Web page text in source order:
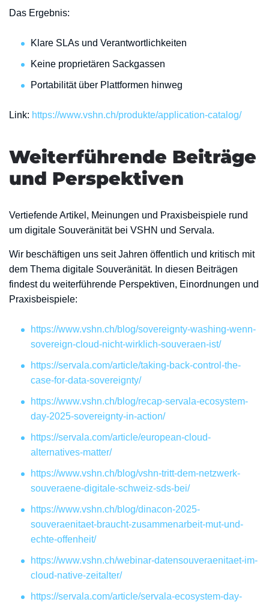
Das Ergebnis:
Klare SLAs und Verantwortlichkeiten
Keine proprietären Sackgassen
Portabilität über Plattformen hinweg
Link: https://www.vshn.ch/produkte/application-catalog/
Weiterführende Beiträge
und Perspektiven
Vertiefende Artikel, Meinungen und Praxisbeispiele rund
um digitale Souveränität bei VSHN und Servala.
Wir beschäftigen uns seit Jahren öffentlich und kritisch mit
dem Thema digitale Souveränität. In diesen Beiträgen
findest du weiterführende Perspektiven, Einordnungen und
Praxisbeispiele:
https://www.vshn.ch/blog/sovereignty-washing-wenn-
sovereign-cloud-nicht-wirklich-souveraen-ist/
https://servala.com/article/taking-back-control-the-
case-for-data-sovereignty/
https://www.vshn.ch/blog/recap-servala-ecosystem-
day-2025-sovereignty-in-action/
https://servala.com/article/european-cloud-
alternatives-matter/
https://www.vshn.ch/blog/vshn-tritt-dem-netzwerk-
souveraene-digitale-schweiz-sds-bei/
https://www.vshn.ch/blog/dinacon-2025-
souveraenitaet-braucht-zusammenarbeit-mut-und-
echte-offenheit/
https://www.vshn.ch/webinar-datensouveraenitaet-im-
cloud-native-zeitalter/
https://servala.com/article/servala-ecosystem-day-